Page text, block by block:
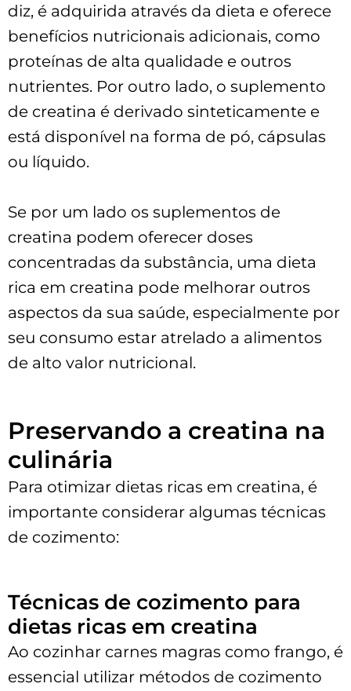
diz, é adquirida através da dieta e oferece
benefícios nutricionais adicionais, como
proteínas de alta qualidade e outros
nutrientes. Por outro lado, o suplemento
de creatina é derivado sinteticamente e
está disponível na forma de pó, cápsulas
ou líquido.
Se por um lado os suplementos de
creatina podem oferecer doses
concentradas da substância, uma dieta
rica em creatina pode melhorar outros
aspectos da sua saúde, especialmente por
seu consumo estar atrelado a alimentos
de alto valor nutricional.
Preservando a creatina na
culinária
Para otimizar dietas ricas em creatina, é
importante considerar algumas técnicas
de cozimento:
Técnicas de cozimento para
dietas ricas em creatina​
Ao cozinhar carnes magras como frango, é
essencial utilizar métodos de cozimento